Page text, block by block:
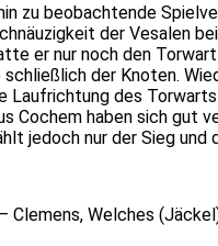
zu beobachtende
der Vesalen
er nur noch den
der Knoten.
Laufrichtung des
Cochem haben sich gut
jedoch nur der Sieg
Clemens, Welches